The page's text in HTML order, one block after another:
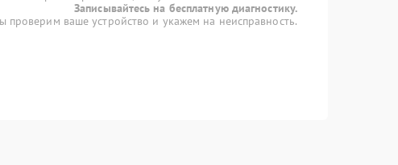
Записывайтесь на бесплатную диагностику.
проверим ваше устройство и укажем на неисправность.